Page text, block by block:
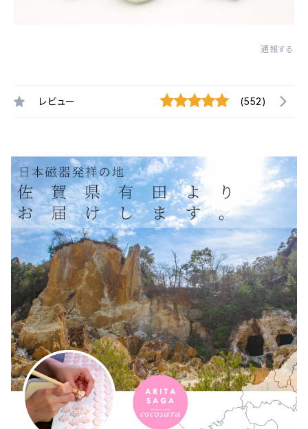
通報する
レビュー (552)